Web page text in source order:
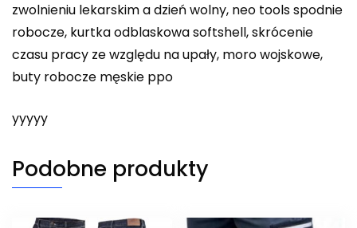
zwolnieniu lekarskim a dzień wolny, neo tools spodnie
robocze, kurtka odblaskowa softshell, skrócenie
czasu pracy ze względu na upały, moro wojskowe,
buty robocze męskie ppo
yyyyy
Podobne produkty